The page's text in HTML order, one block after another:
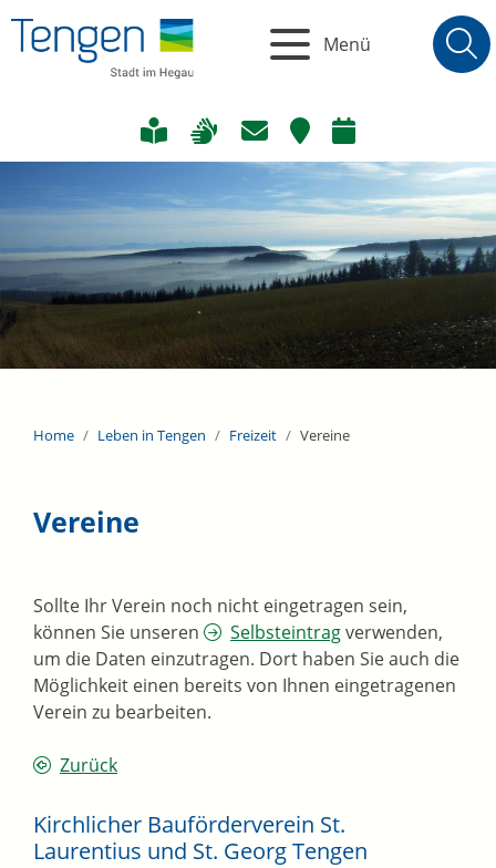
Menü
Home Leben in Tengen Freizeit Vereine
Vereine
Sollte Ihr Verein noch nicht eingetragen sein,
können Sie unseren
Selbsteintragverwenden,
um die Daten einzutragen. Dort haben Sie auch die
Möglichkeit einen bereits von Ihnen eingetragenen
Verein zu bearbeiten.
Zurück
Kirchlicher Bauförderverein St.
Laurentius und St. Georg Tengen